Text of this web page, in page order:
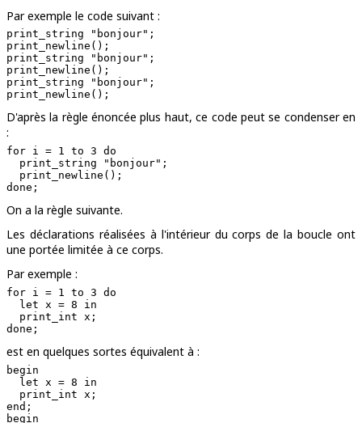
Par exemple le code suivant :
print_string "bonjour";
print_newline();
print_string "bonjour";
print_newline();
print_string "bonjour";
D'après la règle énoncée plus haut, ce code peut se condenser en
:
for i = 1 to 3 do
  print_string "bonjour";
  print_newline();
On a la règle suivante.
Les déclarations réalisées à l'intérieur du corps de la boucle ont
une portée limitée à ce corps.
Par exemple :
for i = 1 to 3 do
  let x = 8 in
  print_int x;
est en quelques sortes équivalent à :
begin
  let x = 8 in
  print_int x;
end;
begin